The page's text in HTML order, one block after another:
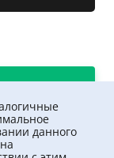
данного